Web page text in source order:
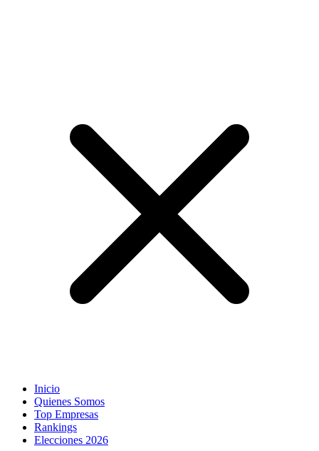
Inicio
Quienes Somos
Top Empresas
Rankings
Elecciones 2026